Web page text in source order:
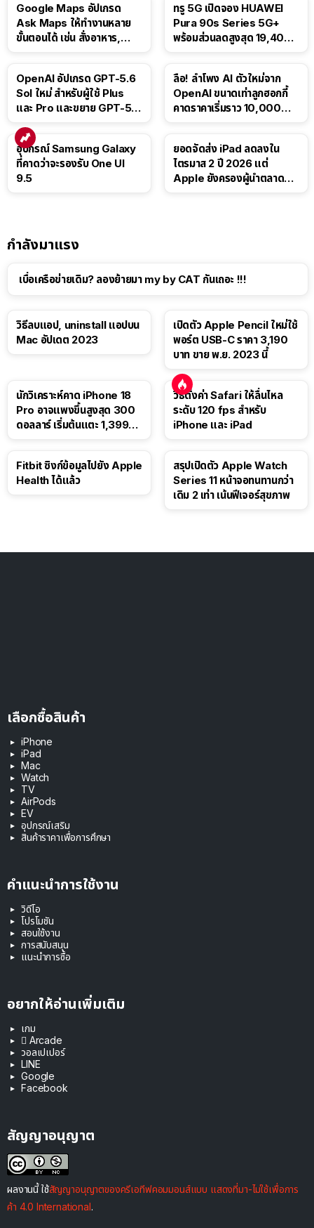
Google Maps อัปเกรด
Ask Maps ให้ทำงานหลาย
ขั้นตอนได้ เช่น สั่งอาหาร,
ทรู 5G เปิดจอง HUAWEI
Pura 90s Series 5G+
พร้อมส่วนลดสูงสุด 19,400
OpenAI อัปเกรด GPT-5.6
Sol ใหม่ สำหรับผู้ใช้ Plus
และ Pro และขยาย GPT-5.6
ลือ! ลำโพง AI ตัวใหม่จาก
OpenAI ขนาดเท่าลูกฮอกกี้
คาดราคาเริ่มราว 10,000
อุปกรณ์ Samsung Galaxy
ที่คาดว่าจะรองรับ One UI
9.5
ยอดจัดส่ง iPad ลดลงใน
ไตรมาส 2 ปี 2026 แต่
Apple ยังครองผู้นำตลาด
กำลังมาแรง
เบื่อเครือข่ายเดิม? ลองย้ายมา my by CAT กันเถอะ !!!
วิธีลบแอป, uninstall แอปบน
Mac อัปเดต 2023
เปิดตัว Apple Pencil ใหม่ใช้
พอร์ต USB-C ราคา 3,190
บาท ขาย พ.ย. 2023 นี้
นักวิเคราะห์คาด iPhone 18
Pro อาจแพงขึ้นสูงสุด 300
ดอลลาร์ เริ่มต้นแตะ 1,399
วิธีตั้งค่า Safari ให้ลื่นไหล
ระดับ 120 fps สำหรับ
iPhone และ iPad
Fitbit ซิงก์ข้อมูลไปยัง Apple
Health ได้แล้ว
สรุปเปิดตัว Apple Watch
Series 11 หน้าจอทนทานกว่า
เดิม 2 เท่า เน้นฟีเจอร์สุขภาพ
เลือกซื้อสินค้า
iPhone
iPad
Mac
Watch
TV
AirPods
EV
อุปกรณ์เสริม
สินค้าราคาเพื่อการศึกษา
คำแนะนำการใช้งาน
วิดีโอ
โปรโมชัน
สอนใช้งาน
การสนับสนุน
แนะนำการซื้อ
อยากให้อ่านเพิ่มเติม
เกม
 Arcade
วอลเปเปอร์
LINE
Google
Facebook
สัญญาอนุญาต
ผลงานนี้ ใช้สัญญาอนุญาตของครีเอทีฟคอมมอนส์แบบ แสดงที่มา-ไม่ใช้เพื่อการ
ค้า 4.0 International.